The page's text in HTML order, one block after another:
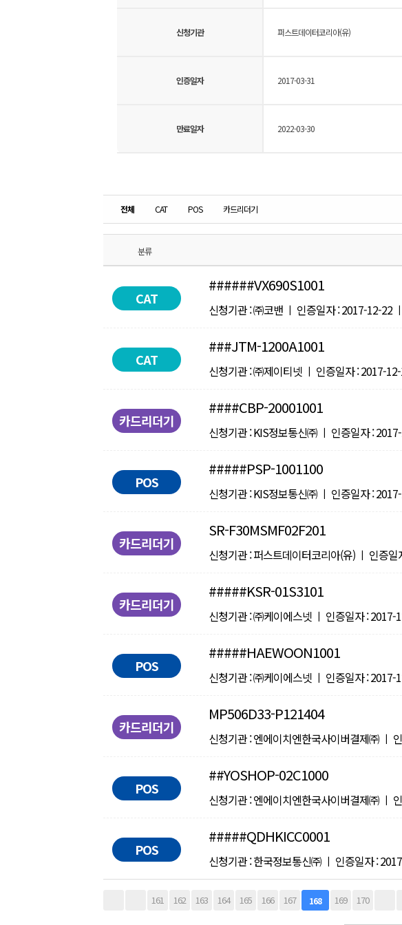
신청기관 퍼스트데이터코리아(유)
인증일자 2017-03-31
만료일자 2022-03-30
전체 CAT POS 카드리더기
분류
CAT
######VX690S1001
신청기관 : ㈜코밴 ㅣ 인증일자 : 2017-12-22
CAT
###JTM-1200A1001
신청기관 : ㈜제이티넷 ㅣ 인증일자 : 2017-
카드리더기
####CBP-20001001
신청기관 : KIS정보통신㈜ ㅣ 인증일자 :
POS
#####PSP-1001100
신청기관 : KIS정보통신㈜ ㅣ 인증일자 :
카드리더기
SR-F30MSMF02F201
신청기관 : 퍼스트데이터코리아(유) ㅣ 인증
카드리더기
#####KSR-01S3101
신청기관 : ㈜케이에스넷 ㅣ 인증일자 :
POS
#####HAEWOON1001
신청기관 : ㈜케이에스넷 ㅣ 인증일자 :
카드리더기
MP506D33-P121404
신청기관 : 엔에이치엔한국사이버결제㈜ ㅣ
POS
##YOSHOP-02C1000
신청기관 : 엔에이치엔한국사이버결제㈜ ㅣ
POS
#####QDHKICC0001
신청기관 : 한국정보통신㈜ ㅣ 인증일자 :
161 162 163 164 165 166 167 168 169 170